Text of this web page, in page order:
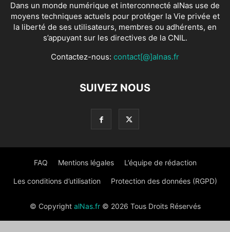
Dans un monde numérique et interconnecté alNas use de
moyens techniques actuels pour protéger la Vie privée et
la liberté de ses utilisateurs, membres ou adhérents, en
s’appuyant sur les directives de la CNIL.
Contactez-nous: contact[@]alnas.fr
SUIVEZ NOUS
FAQ Mentions légales L’équipe de rédaction
Les conditions d’utilisation Protection des données (RGPD)
© Copyright alNas.fr© 2026 Tous Droits Réservés